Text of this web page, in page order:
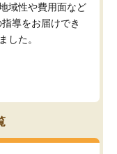
域性や費用面など
導をお届けでき
した。